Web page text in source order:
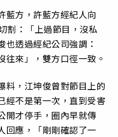
藍方，許藍方經紀人向
割：「上過節目，沒私
也透過經紀公司強調：
往來」，雙方口徑一致。
料，江坤俊曾對節目上的
經不是第一次，直到受害
開才停手，圈內早就傳
回應，「剛剛確認了一